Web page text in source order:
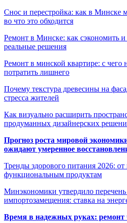
Снос и перестройка: как в Минске
во что это обходится
Ремонт в Минске: как сэкономить
реальные решения
Ремонт в минской квартире: с чего
потратить лишнего
Почему текстура древесины на
стресса жителей
Как визуально расширить
продуманных дизайнерских
Прогноз роста мировой
ожидают умеренное
Тренды здорового питания 2026: от
функциональным продуктам
Минэкономики утвердило перечень
импортозамещения: ставка на
Время в надежных руках: ремонт